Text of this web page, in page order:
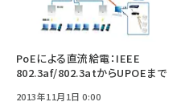
PoEによる直流給電：IEEE
802.3af/802.3atからUPOEまで
2013年11月1日 0:00